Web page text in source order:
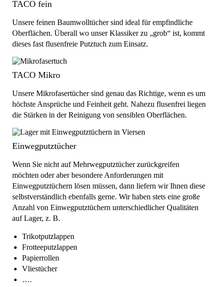
TACO fein
Unsere feinen Baumwolltücher sind ideal für empfindliche
Oberflächen. Überall wo unser Klassiker zu „grob“ ist, kommt
dieses fast flusenfreie Putztuch zum Einsatz.
TACO Mikro
Unsere Mikrofasertücher sind genau das Richtige, wenn es um
höchste Ansprüche und Feinheit geht. Nahezu flusenfrei liegen
die Stärken in der Reinigung von sensiblen Oberflächen.
Einwegputztücher
Wenn Sie nicht auf Mehrwegputztücher zurückgreifen
möchten oder aber besondere Anforderungen mit
Einwegputztüchern lösen müssen, dann liefern wir Ihnen diese
selbstverständlich ebenfalls gerne. Wir haben stets eine große
Anzahl von Einwegputztüchern unterschiedlicher Qualitäten
auf Lager, z. B.
Trikotputzlappen
Frotteeputzlappen
Papierrollen
Vliestücher
….